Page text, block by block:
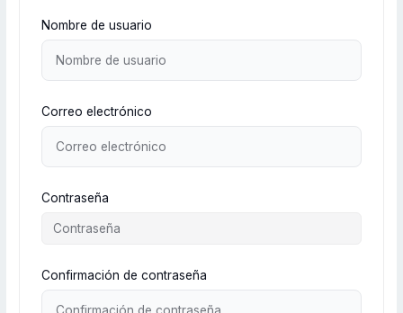
Nombre de usuario
Correo electrónico
Contraseña
Confirmación de contraseña